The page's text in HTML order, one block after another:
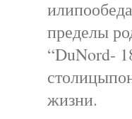
пределы
“DuNord-
жизни.